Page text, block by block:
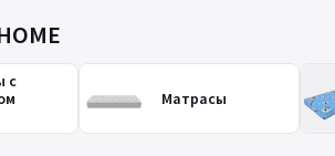
с
Матрасы